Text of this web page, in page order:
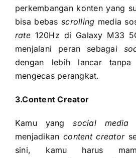
perkembangan konten yang
bisa bebasscrolling media
rate120Hz di Galaxy M33
menjalani peran sebagai
dengan lebih lancar
mengecas perangkat.
3.Content Creator
Kamu yangsocial media
menjadikancontent creator
sini, kamu harus